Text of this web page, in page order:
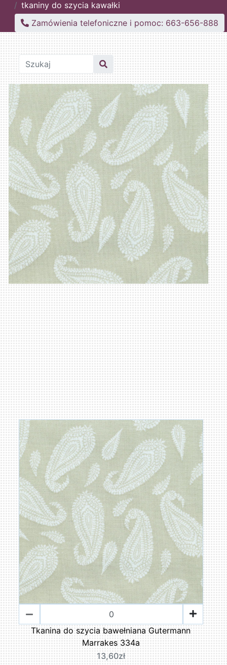
tkaniny do szycia kawałki
Zamówienia telefoniczne i pomoc: 663-656-888
Tkanina do szycia bawełniana Gutermann
Marrakes 334a
13,60zł